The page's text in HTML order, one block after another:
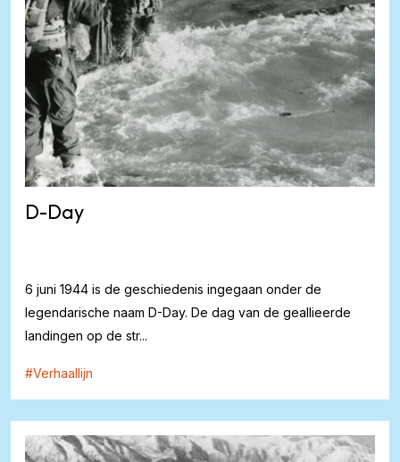
D-Day
6 juni 1944 is de geschiedenis ingegaan onder de
legendarische naam D-Day. De dag van de geallieerde
landingen op de str...
#Verhaallijn